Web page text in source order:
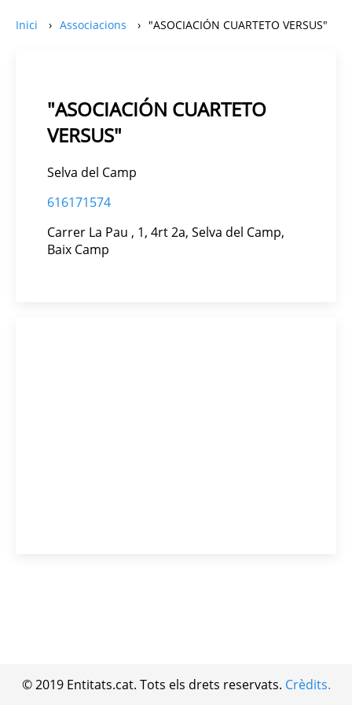
Inici Associacions "ASOCIACIÓN CUARTETO VERSUS"
"ASOCIACIÓN CUARTETO
VERSUS"
Selva del Camp
616171574
Carrer La Pau , 1, 4rt 2a, Selva del Camp,
Baix Camp
© 2019 Entitats.cat. Tots els drets reservats. Crèdits.